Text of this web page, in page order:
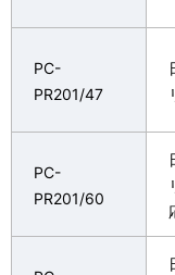
PC-
PR201/47
PC-
PR201/60